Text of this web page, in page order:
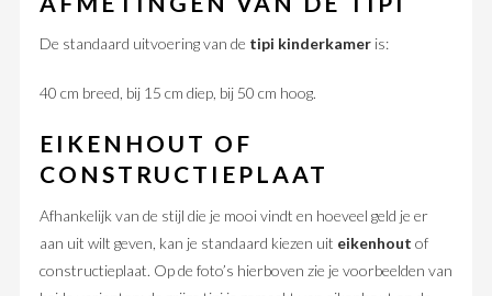
De standaard uitvoering van de tipi kinderkameris:
40 cm breed, bij 15 cm diep, bij 50 cm hoog.
EIKENHOUT OF
CONSTRUCTIEPLAAT
Afhankelijk van de stijl die je mooi vindt en hoeveel geld je er
aan uit wilt geven, kan je standaard kiezen uit eikenhout of
constructieplaat. Op de foto’s hierboven zie je voorbeelden van